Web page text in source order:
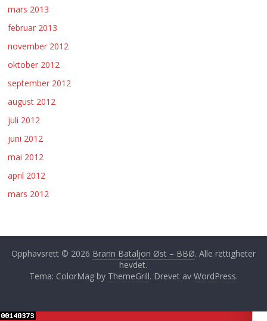
mars 2013
februar 2013
november 2012
oktober 2012
september 2012
august 2012
juli 2012
juni 2012
mai 2012
april 2012
mars 2012
Opphavsrett © 2026 Brann Bataljon Øst – BBØ. Alle rettigheter
hevdet.
Tema: ColorMag by ThemeGrill. Drevet av WordPress.